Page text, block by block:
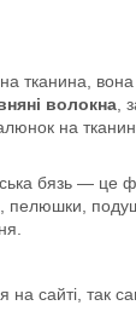
вона
волокна ,
на
бязь — це
сайті, так